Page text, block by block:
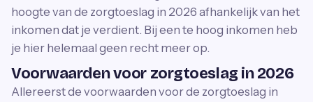
hoogte van de zorgtoeslag in 2026 afhankelijk van het
inkomen dat je verdient. Bij een te hoog inkomen heb
je hier helemaal geen recht meer op.
Voorwaarden voor zorgtoeslag in 2026
Allereerst de voorwaarden voor de zorgtoeslag in